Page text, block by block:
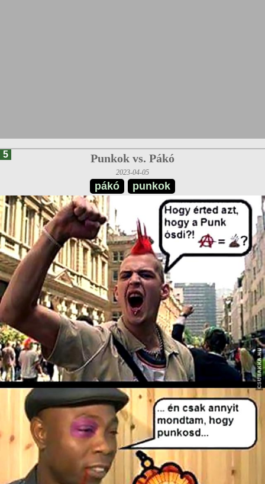
5 Punkok vs. Pákó
2023-04-05
pákó punkok